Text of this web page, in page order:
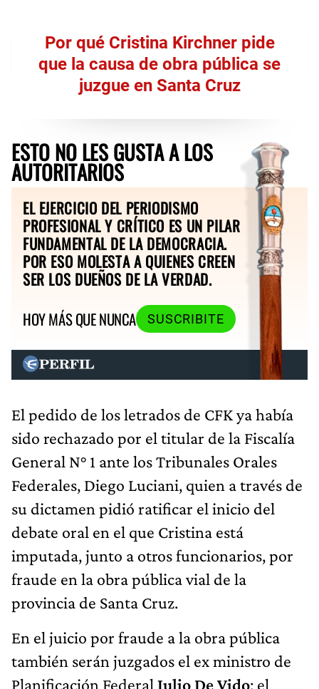
Por qué Cristina Kirchner pide
que la causa de obra pública se
juzgue en Santa Cruz
ESTO NO LES GUSTA A LOS
AUTORITARIOS
EL EJERCICIO DEL PERIODISMO
PROFESIONAL Y CRÍTICO ES UN PILAR
FUNDAMENTAL DE LA DEMOCRACIA.
POR ESO MOLESTA A QUIENES CREEN
SER LOS DUEÑOS DE LA VERDAD.
HOY MÁS QUE NUNCA
SUSCRIBITE
El pedido de los letrados de CFK ya había
sido rechazado por el titular de la Fiscalía
General N° 1 ante los Tribunales Orales
Federales, Diego Luciani, quien a través de
su dictamen pidió ratificar el inicio del
debate oral en el que Cristina está
imputada, junto a otros funcionarios, por
fraude en la obra pública vial de la
provincia de Santa Cruz.
En el juicio por fraude a la obra pública
también serán juzgados el ex ministro de
Planificación Federal Julio De Vido; el